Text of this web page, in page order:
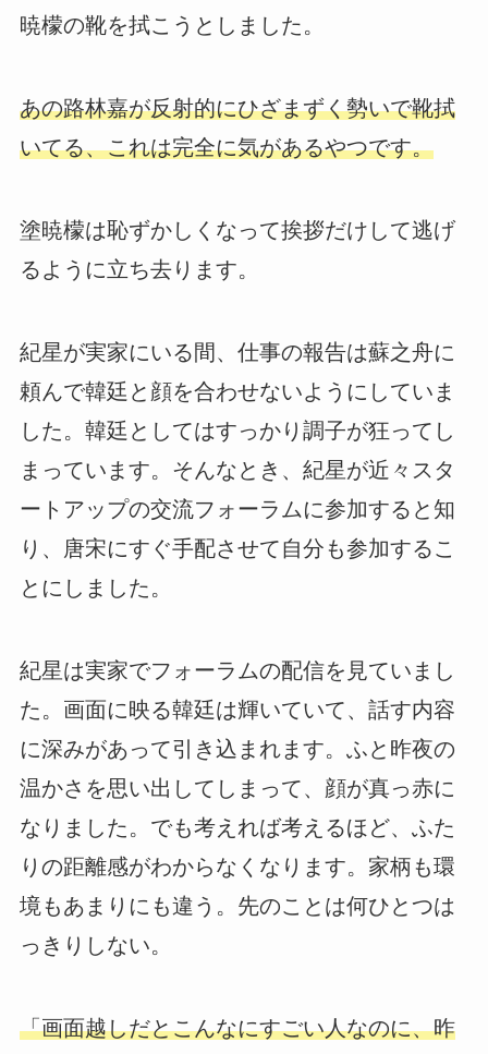
暁檬の靴を拭こうとしました。
あの路林嘉が反射的にひざまずく勢いで靴拭
いてる、これは完全に気があるやつです。
塗暁檬は恥ずかしくなって挨拶だけして逃げ
るように立ち去ります。
紀星が実家にいる間、仕事の報告は蘇之舟に
頼んで韓廷と顔を合わせないようにしていま
した。韓廷としてはすっかり調子が狂ってし
まっています。そんなとき、紀星が近々スタ
ートアップの交流フォーラムに参加すると知
り、唐宋にすぐ手配させて自分も参加するこ
とにしました。
紀星は実家でフォーラムの配信を見ていまし
た。画面に映る韓廷は輝いていて、話す内容
に深みがあって引き込まれます。ふと昨夜の
温かさを思い出してしまって、顔が真っ赤に
なりました。でも考えれば考えるほど、ふた
りの距離感がわからなくなります。家柄も環
境もあまりにも違う。先のことは何ひとつは
っきりしない。
「画面越しだとこんなにすごい人なのに、昨